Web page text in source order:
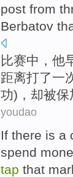
post from
Berbatov
比赛中 ， 他
距离打了一
功)， 却被保
youdao
If there is a
spend
tap that